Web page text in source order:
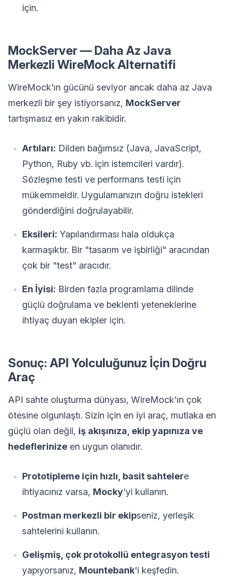
için.
MockServer — Daha Az Java
Merkezli WireMock Alternatifi
WireMock'ın gücünü seviyor ancak daha az Java
merkezli bir şey istiyorsanız, MockServer
tartışmasız en yakın rakibidir.
Artıları: Dilden bağımsız (Java, JavaScript,
Python, Ruby vb. için istemcileri vardır).
Sözleşme testi ve performans testi için
mükemmeldir. Uygulamanızın doğru istekleri
gönderdiğini doğrulayabilir.
Eksileri: Yapılandırması hala oldukça
karmaşıktır. Bir "tasarım ve işbirliği" aracından
çok bir "test" aracıdır.
En İyisi: Birden fazla programlama dilinde
güçlü doğrulama ve beklenti yeteneklerine
ihtiyaç duyan ekipler için.
Sonuç: API Yolculuğunuz İçin Doğru
Araç
API sahte oluşturma dünyası, WireMock'ın çok
ötesine olgunlaştı. Sizin için en iyi araç, mutlaka en
güçlü olan değil, iş akışınıza, ekip yapınıza ve
hedeflerinize en uygun olanıdır.
Prototipleme için hızlı, basit sahtelere
ihtiyacınız varsa, Mocky'yi kullanın.
Postman merkezli bir ekipseniz, yerleşik
sahtelerini kullanın.
Gelişmiş, çok protokollü entegrasyon testi
yapıyorsanız, Mountebank'i keşfedin.